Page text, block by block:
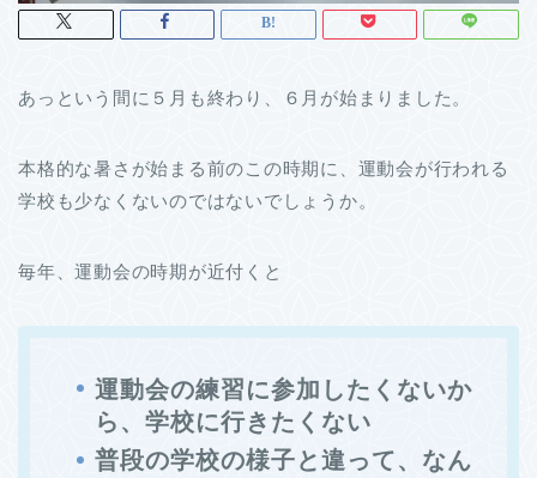
あっという間に５月も終わり、６月が始まりました。
本格的な暑さが始まる前のこの時期に、運動会が行われる
学校も少なくないのではないでしょうか。
毎年、運動会の時期が近付くと
運動会の練習に参加したくないか
ら、学校に行きたくない
普段の学校の様子と違って、なん